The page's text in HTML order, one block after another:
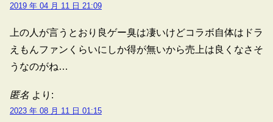
2019 年 04 月 11 日 21:09
上の人が言うとおり良ゲー臭は凄いけどコラボ自体はドラ
えもんファンくらいにしか得が無いから売上は良くなさそ
うなのがね…
匿名 より:
2023 年 08 月 11 日 01:15